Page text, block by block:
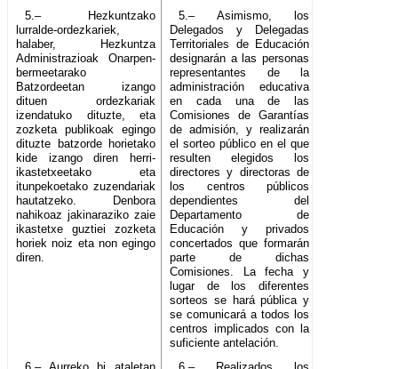
5.– Hezkuntzako
lurralde-ordezkariek,
halaber, Hezkuntza
Administrazioak Onarpen-
bermeetarako
Batzordeetan izango
dituen ordezkariak
izendatuko dituzte, eta
zozketa publikoak egingo
dituzte batzorde horietako
kide izango diren herri-
ikastetxeetako eta
itunpekoetako zuzendariak
hautatzeko. Denbora
nahikoaz jakinaraziko zaie
ikastetxe guztiei zozketa
horiek noiz eta non egingo
diren.
5.– Asimismo, los
Delegados y Delegadas
Territoriales de Educación
designarán a las personas
representantes de la
administración educativa
en cada una de las
Comisiones de Garantías
de admisión, y realizarán
el sorteo público en el que
resulten elegidos los
directores y directoras de
los centros públicos
dependientes del
Departamento de
Educación y privados
concertados que formarán
parte de dichas
Comisiones. La fecha y
lugar de los diferentes
sorteos se hará pública y
se comunicará a todos los
centros implicados con la
suficiente antelación.